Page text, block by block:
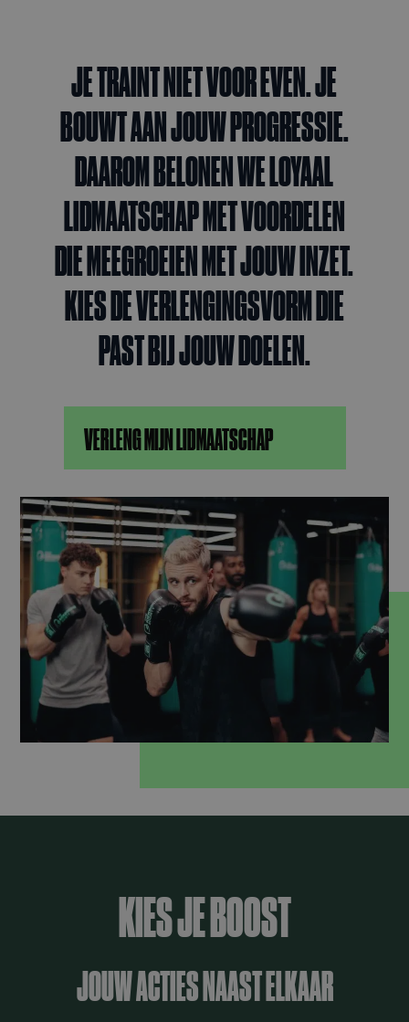
JE TRAINT NIET VOOR EVEN. JE
BOUWT AAN JOUW PROGRESSIE.
DAAROM BELONEN WE LOYAAL
LIDMAATSCHAP MET VOORDELEN
DIE MEEGROEIEN MET JOUW INZET.
KIES DE VERLENGINGSVORM DIE
PAST BIJ JOUW DOELEN.
VERLENG MIJN LIDMAATSCHAP
KIES JE BOOST
JOUW ACTIES NAAST ELKAAR